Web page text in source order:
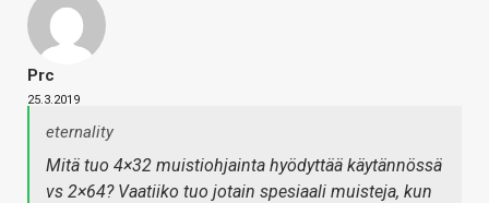
Prc
25.3.2019
eternality
Mitä tuo 4×32 muistiohjainta hyödyttää käytännössä
vs 2×64? Vaatiiko tuo jotain spesiaali muisteja, kun